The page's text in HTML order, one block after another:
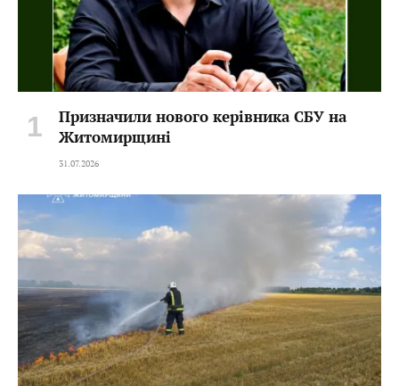
Призначили нового керівника СБУ на
Житомирщині
31.07.2026